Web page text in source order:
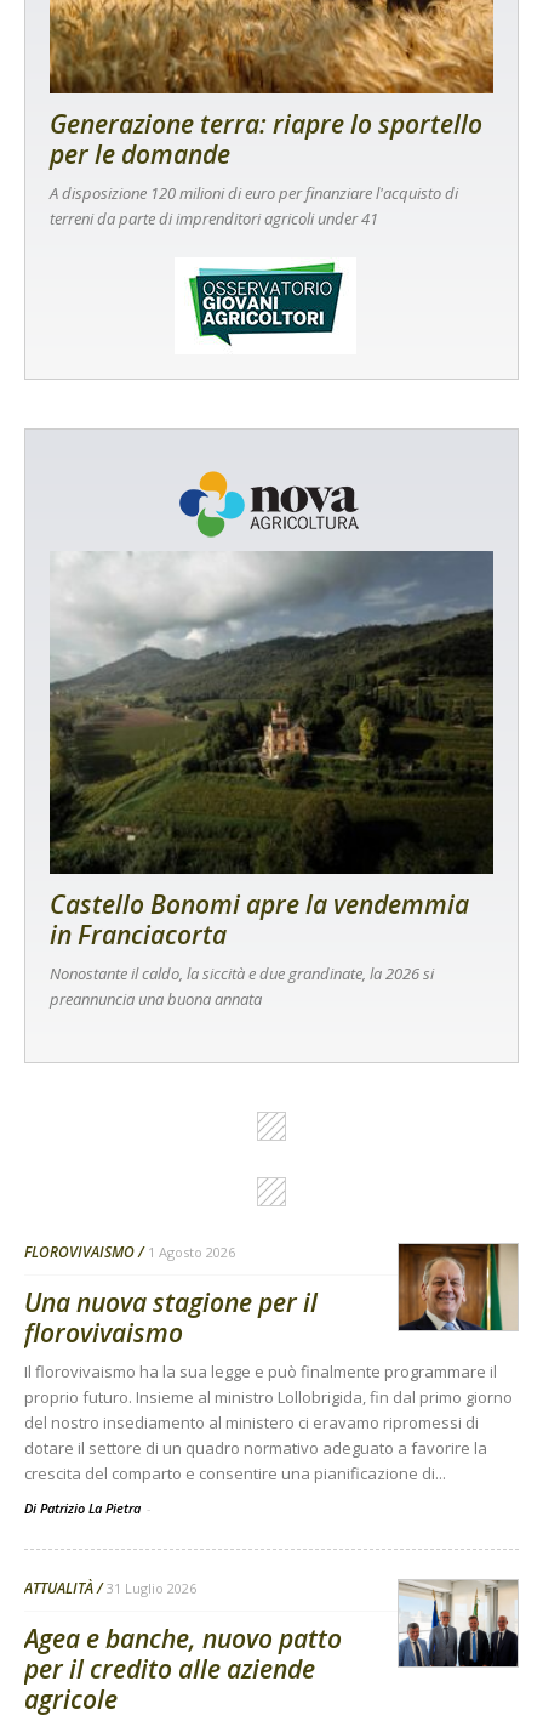
Generazione terra: riapre lo sportello
per le domande
A disposizione 120 milioni di euro per finanziare l'acquisto di
terreni da parte di imprenditori agricoli under 41
Castello Bonomi apre la vendemmia
in Franciacorta
Nonostante il caldo, la siccità e due grandinate, la 2026 si
preannuncia una buona annata
FLOROVIVAISMO 1 Agosto 2026
Una nuova stagione per il
florovivaismo
Il florovivaismo ha la sua legge e può finalmente programmare il
proprio futuro. Insieme al ministro Lollobrigida, fin dal primo giorno
del nostro insediamento al ministero ci eravamo ripromessi di
dotare il settore di un quadro normativo adeguato a favorire la
crescita del comparto e consentire una pianificazione di...
Di Patrizio La Pietra -
ATTUALITÀ 31 Luglio 2026
Agea e banche, nuovo patto
per il credito alle aziende
agricole